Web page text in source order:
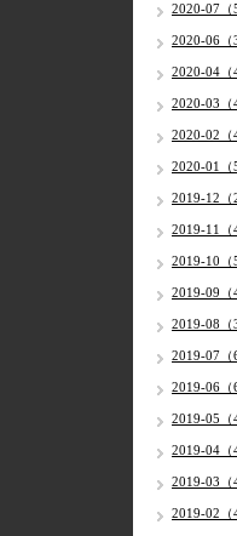
2020-07（5
2020-06（3
2020-04（4
2020-03（4
2020-02（4
2020-01（5
2019-12（2
2019-11（4
2019-10（5
2019-09（4
2019-08（3
2019-07（6
2019-06（6
2019-05（4
2019-04（4
2019-03（4
2019-02（4